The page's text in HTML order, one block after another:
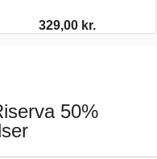
329,00 kr.
50%